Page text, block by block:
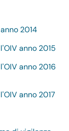
2014
anno 2015
anno 2016
anno 2017